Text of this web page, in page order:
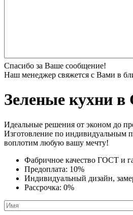
Спасибо за Ваше сообщение!
Наш менеджер свяжется с Вами в
Зеленые кухни в
Идеальные решения от эконом до
Изготовление по индивидуальным
воплотим любую вашу мечту!
Фабричное качество ГОСТ и
Предоплата: 10%
Индивидуальный дизайн,
Рассрочка: 0%